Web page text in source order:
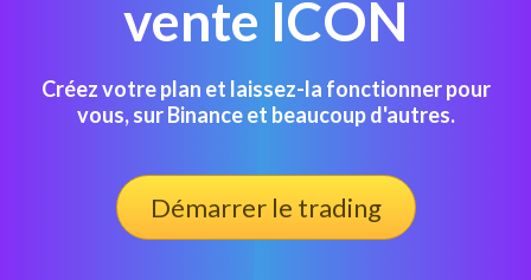
vente ICON
Créez votre plan et laissez-la fonctionner pour
vous, sur Binance et beaucoup d'autres.
Démarrer le trading